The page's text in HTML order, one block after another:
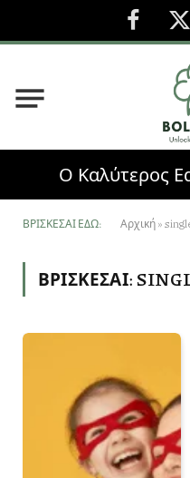
Facebook
X
Ο Καλύτερος
ΒΡΊΣΚΕΣΑΙ ΕΔΏ: Αρχική»
ΒΡΊΣΚΕΣΑΙ: